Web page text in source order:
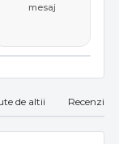
mesaj
de altii Recenzii